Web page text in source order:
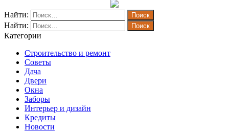
Найти:
Найти:
Категории
Строительство и ремонт
Советы
Дача
Двери
Окна
Заборы
Интерьер и дизайн
Кредиты
Новости